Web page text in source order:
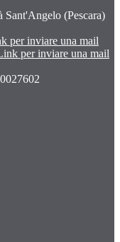
(Pescara)
per inviare una mail
per inviare una mail